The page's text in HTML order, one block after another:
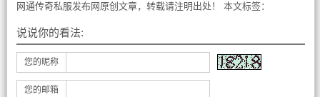
网通传奇私服发布网原创文章，转载请注明出处！ 本文标签：
说说你的看法:
您的昵称
您的邮箱